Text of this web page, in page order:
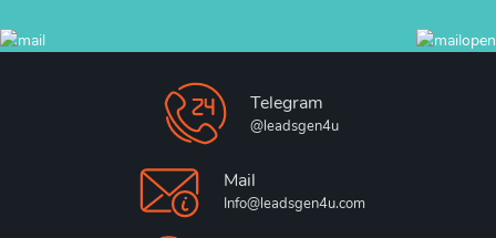
Telegram
@leadsgen4u
Mail
Info@leadsgen4u.com